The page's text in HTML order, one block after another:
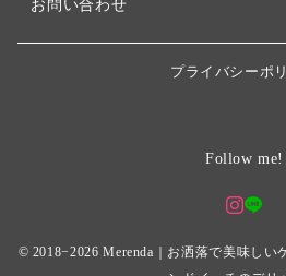
お問い合わせ
プライバシーポ
Follow me!
© 2018−2026Merenda｜お洒落で美味しい